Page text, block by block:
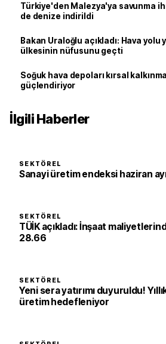
Türkiye'den Malezya'ya savunma
de denize indirildi
Bakan Uraloğlu açıkladı: Hava yolu
ülkesinin nüfusunu geçti
Soğuk hava depoları kırsal
güçlendiriyor
İlgili Haberler
SEKTÖREL
Sanayi üretim endeksi haziran
SEKTÖREL
TÜİK açıkladı: İnşaat
28.66
SEKTÖREL
Yeni sera yatırımı duyuruldu!
üretim hedefleniyor